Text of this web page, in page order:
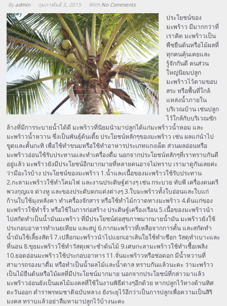
By admin กุมภาพันธ์ 3, 2015 With No Comments
Array
ประโยชน์ของ
มะพร้าว มีมากกว่าที่
เราคิด มะพร้าวเป็น
พืชยืนต้นหรือไม้ผลที่
ทุกคนคุ้นเคยและ
รู้จักกันดี คนส่วน
ใหญ่นิยมปลูก
มะพร้าวไว้ตามขอบ
สระ หรือพื้นที่ใกล้
แหล่งน้ำภายใน
บริเวณบ้าน เช่นปลูก
ไว้ใกล้กับบริเวณซัก
ล้างที่มีการระบายน้ำได้ดี มะพร้าวที่นิยมนำมาปลูกได้แก่มะพร้าวน้ำหอม และ
มะพร้าวน้ำหวาน ซึ่งเป็นพันธุ์ต้นเตี้ย ประโยชน์หลักๆของมะพร้าว เช่น ผลแก่นำไป
ขูดและคั้นกะทิ เพื่อใช้ทำขนมหรือใช้ทำอาหารประเภทแกงเผ็ด ส่วนผลอ่อนหรือ
มะพร้าวอ่อนใช้รับประทานและทำเครื่องดื่ม นอกจากประโยชน์หลักๆที่เราทราบกันดี
อยู่แล้ว มะพร้าวยังมีประโยชน์อีกมากมายที่หลายคนอาจไม่ทราบ เรามาดูกันเลยค่ะ
ว่ามีอะไรบ้าง ประโยชน์ของมะพร้าว 1.น้ำและเนื้อของมะพร้าวใช้รับประทาน
2.กะลามะพร้าวใช้ทำโคมไฟ และงานประดิษฐ์ต่างๆ เช่น กระบวย ทับพี เครื่องดนตรี
พวงกุญแจ ต่างหู และของประดับตกแต่งต่างๆ 3.ใบมะพร้าวทั้งใบอ่อนและใบแก่
ก้านใบใช้มุงหลังคา ทำเครื่องจักสาร หรือใช้ทำไม้กวาดทางมะพร้าว 4.ต้นแก่ของ
มะพร้าวใช้ทำรั้ว หรือใช้ในการก่อสร้าง ประดิษฐ์เครื่องเรือน 5.เนื้อของมะพร้าวนำ
ไปสกัดทำเป็นน้ำมันมะพร้าว ที่มีประโยชน์ต่อสุขภาพมากมายน้ำมัน มะพร้าวยังใช้
ประกอบอาหารทำเนยเทียม และสบู่ 6.กากมะพร้าวที่เหลือจากการคั้น และสกัดทำ
น้ำมันใช้เลี้ยงสัตว์ 7.เปลือกมะพร้าวนำไปแยกเอาเส้นใยใช้ทำเชือก วัสดุทำเบาะและ
ที่นอน 8.ขุยมะพร้าวใช้ทำวัสดุเพาะชำต้นไม้ 9.เศษกะลามะพร้าวใช้ทำเชื้อเพลิง
10.ยอดอ่อนมะพร้าวใช้ประกอบอาหาร 11.จั่นมะพร้าวหรือช่อดอก มีน้ำหวานที่
สามารถรองมาดื่ม หรือทำเป็นน้ำผลไม้และน้ำตาล ทราบกันแล้วนะคะ ว่ามะพร้าว
เป็นไม้ยืนต้นหรือไม้ผลที่มีประโยชน์มากมาย นอกจากประโยชน์ที่กล่าวมาแล้ว
มะพร้าวอ่อนยังเป็นผลไม้มงคลที่ใช้ในงานพิธีต่างๆอีกด้วย หากปลูกไว้ทางด้านทิศ
ตะวันออก ตำราพรหมชาติฉบับหลวง ยังระยุไว้อีกว่าเป็นการปลูกเพื่อความเป็นสิริ
มงคล ทราบแล้วอย่าลืมหามาปลูกไว้บ้างนะคะ